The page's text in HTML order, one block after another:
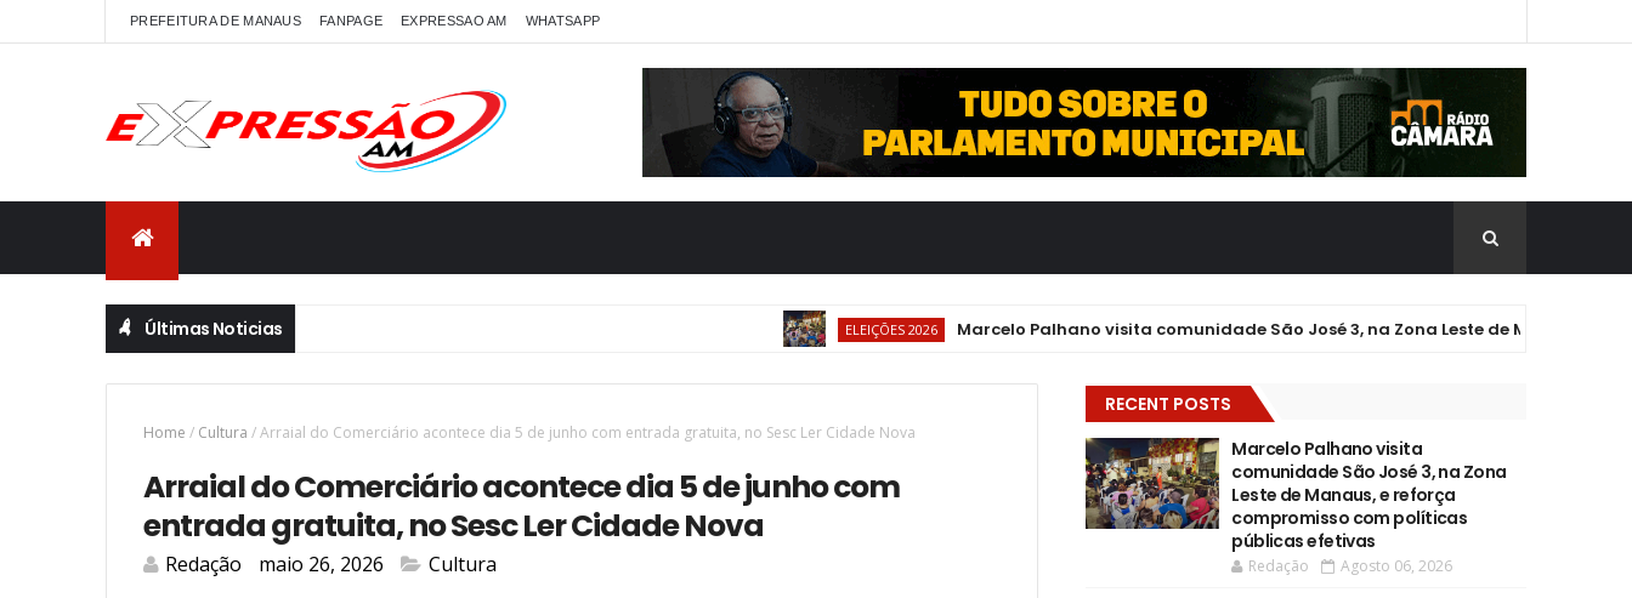
PREFEITURA DE MANAUS FANPAGE EXPRESSAO AM WHATSAPP
Últimas Noticias ELEIÇÕES 2026 Marcelo Palhano visita comunidade São José 3, na Zona Leste de Manaus, e
Home / Cultura /Arraial do Comerciário acontece dia 5 de junho com entrada gratuita, no Sesc Ler Cidade Nova
Arraial do Comerciário acontece dia 5 de junho com
entrada gratuita, no Sesc Ler Cidade Nova
Redação maio 26, 2026 Cultura
RECENT POSTS
Marcelo Palhano visita
comunidade São José 3, na Zona
Leste de Manaus, e reforça
compromisso com políticas
públicas efetivas
Redação Agosto 06, 2026